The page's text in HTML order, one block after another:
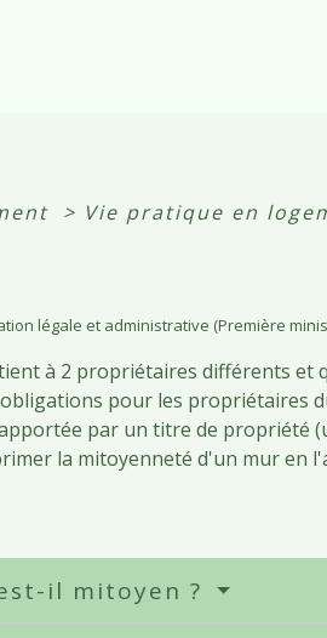
> Vie pratique en
légale et administrative (Première
à 2 propriétaires différents et
pour les propriétaires
par un titre de propriété
la mitoyenneté d'un mur en
il mitoyen ?